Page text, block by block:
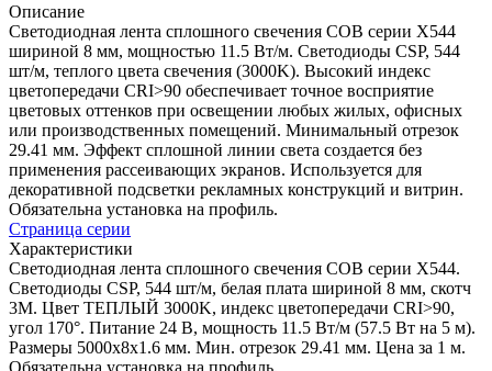
Описание
Светодиодная лента сплошного свечения COB серии X544
шириной 8 мм, мощностью 11.5 Вт/м. Светодиоды CSP, 544
шт/м, теплого цвета свечения (3000K). Высокий индекс
цветопередачи CRI>90 обеспечивает точное восприятие
цветовых оттенков при освещении любых жилых, офисных
или производственных помещений. Минимальный отрезок
29.41 мм. Эффект сплошной линии света создается без
применения рассеивающих экранов. Используется для
декоративной подсветки рекламных конструкций и витрин.
Обязательна установка на профиль.
Страница серии
Характеристики
Светодиодная лента сплошного свечения COB серии X544.
Светодиоды CSP, 544 шт/м, белая плата шириной 8 мм, скотч
3M. Цвет ТЕПЛЫЙ 3000K, индекс цветопередачи CRI>90,
угол 170°. Питание 24 В, мощность 11.5 Вт/м (57.5 Вт на 5 м).
Размеры 5000x8x1.6 мм. Мин. отрезок 29.41 мм. Цена за 1 м.
Обязательна установка на профиль.